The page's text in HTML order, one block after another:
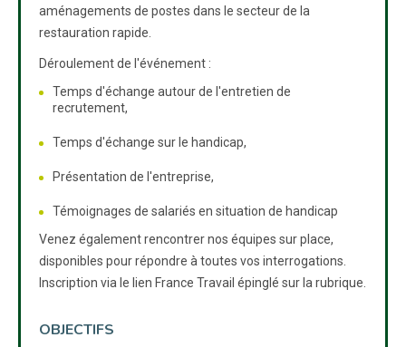
aménagements de postes dans le secteur de la
restauration rapide.
Déroulement de l'événement :
Temps d'échange autour de l'entretien de
recrutement,
Temps d'échange sur le handicap,
Présentation de l'entreprise,
Témoignages de salariés en situation de handicap
Venez également rencontrer nos équipes sur place,
disponibles pour répondre à toutes vos interrogations.
Inscription via le lien France Travail épinglé sur la rubrique.
OBJECTIFS